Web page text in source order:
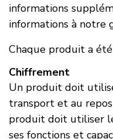
informations
informations à notre
Chaque produit a
Chiffrement
Un produit doit
transport et au repos
produit doit utiliser
ses fonctions et